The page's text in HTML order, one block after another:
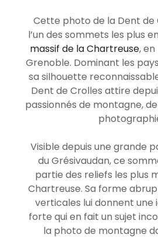
Cette photo de la Dent
l’un des sommets les plus
massif de la Chartreuse,
Grenoble. Dominant les
sa silhouette
Dent de Crolles attire
passionnés de montagne,
Visible depuis une grande
du Grésivaudan, ce
partie des reliefs les plus
Chartreuse. Sa forme
verticales lui donnent une
forte qui en fait un sujet
la photo de montagne